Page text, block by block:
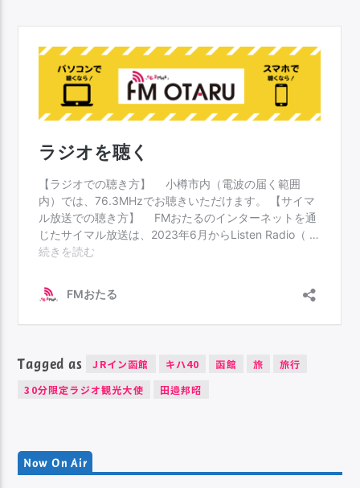
Tagged as JRイン函館 キハ40 函館 旅
旅行
30分限定ラジオ観光大使
田邉邦昭
Now On Air